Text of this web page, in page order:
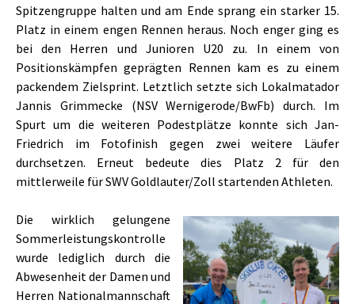
Spitzengruppe halten und am Ende sprang ein starker 15.
Platz in einem engen Rennen heraus. Noch enger ging es
bei den Herren und Junioren U20 zu. In einem von
Positionskämpfen geprägten Rennen kam es zu einem
packendem Zielsprint. Letztlich setzte sich Lokalmatador
Jannis Grimmecke (NSV Wernigerode/BwFb) durch. Im
Spurt um die weiteren Podestplätze konnte sich Jan-
Friedrich im Fotofinish gegen zwei weitere Läufer
durchsetzen. Erneut bedeute dies Platz 2 für den
mittlerweile für SWV Goldlauter/Zoll startenden Athleten.
Die wirklich gelungene
Sommerleistungskontrolle
wurde lediglich durch die
Abwesenheit der Damen und
Herren Nationalmannschaft